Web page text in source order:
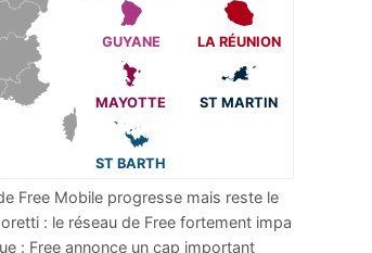
GUYANE LA RÉUNION
MAYOTTE ST MARTIN
ST BARTH
Free Mobile progresse mais reste le
...
: le réseau de Free fortement impa
: Free annonce un cap important